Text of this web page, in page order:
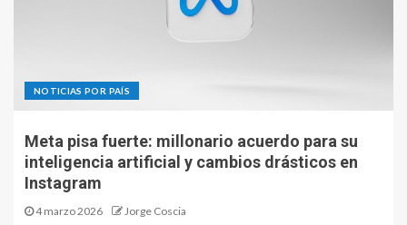
NOTICIAS POR PAÍS
Meta pisa fuerte: millonario acuerdo para su
inteligencia artificial y cambios drásticos en
Instagram
4 marzo 2026 Jorge Coscia